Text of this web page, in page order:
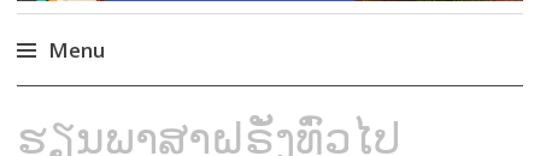
Menu
to
ຮຽນພາສາຝຣັ່ງທົ່ວໄປ